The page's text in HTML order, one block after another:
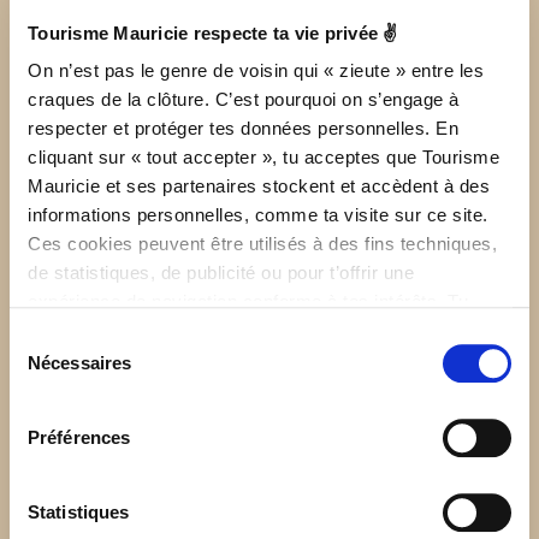
Tourisme Mauricie respecte ta vie privée ✌
On n’est pas le genre de voisin qui « zieute » entre les
craques de la clôture. C’est pourquoi on s’engage à
respecter et protéger tes données personnelles. En
cliquant sur « tout accepter », tu acceptes que Tourisme
Mauricie et ses partenaires stockent et accèdent à des
informations personnelles, comme ta visite sur ce site.
Ces cookies peuvent être utilisés à des fins techniques,
de statistiques, de publicité ou pour t’offrir une
de Politique de confidentialité.
Nécessaires
Préférences
Statistiques
SITE INTERNET
info@pourvoiriewaban-aki.com
Ouvert du 10 mai au 10 novembre